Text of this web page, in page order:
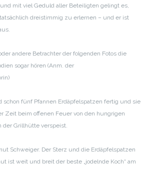
mit viel Geduld aller Beteiligten gelingt es,
dreistimmig zu erlernen – und er ist
andere Betrachter der folgenden Fotos die
sogar hören (Anm. der
schon fünf Pfannen Erdäpfelspatzen fertig und sie
Zeit beim offenen Feuer von den hungrigen
der Grillhütte verspeist.
Schweiger. Der Sterz und die Erdäpfelspatzen
ist weit und breit der beste „jodelnde Koch“ am